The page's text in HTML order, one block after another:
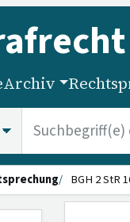
Archiv
BGH 2 StR